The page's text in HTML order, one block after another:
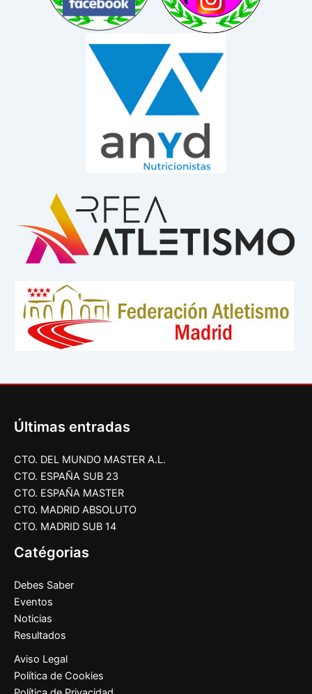
Últimas entradas
CTO. DEL MUNDO MASTER A.L.
CTO. ESPAÑA SUB 23
CTO. ESPAÑA MASTER
CTO. MADRID ABSOLUTO
CTO. MADRID SUB 14
Catégorias
Debes Saber
Eventos
Noticias
Resultados
Aviso Legal
Política de Cookies